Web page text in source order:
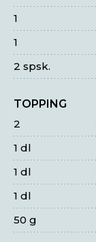
1
1
2 spsk.
TOPPING
2
1 dl
1 dl
1 dl
50 g